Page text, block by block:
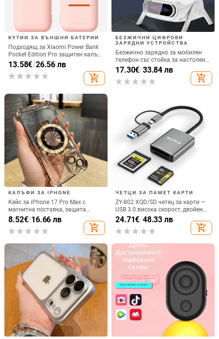
КУТИИ ЗА ВЪНШНИ БАТЕРИИ
Подходящ за Xiaomi Power Bank
Pocket Edition Pro защитен калъф
33W силиконов 10000mA
неплъзгащ се защитен калъф за
Power Bank
13.58€/26.56 лв
add_shopping_cart
БЕЗЖИЧНИ ЦИФРОВИ
ЗАРЯДНИ УСТРОЙСТВА
Безжично зарядно за мобилен
телефон със стойка за настолен
монтаж за хоризонтално или
вертикално ползване, QC3.0, 2 A,
15 W, Бързо зареждане
17.30€/33.84 лв
add_shopping_cart
КАЛЪФИ ЗА IPHONE
Кейс за iPhone 17 Pro Max с
магнитна поставка, защита
срещу изпускане на четирите
ъгъла, акрилен корпус с
електроплатиран финиш
8.52€/16.66 лв
add_shopping_cart
ЧЕТЦИ ЗА ПАМЕТ КАРТИ
ZY-802 XQD/SD четец за карти —
USB 3.0 висока скорост, двойен
интерфейс Type-C и USB,
алуминиев сплав + ABS
24.71€/48.33 лв
add_shopping_cart